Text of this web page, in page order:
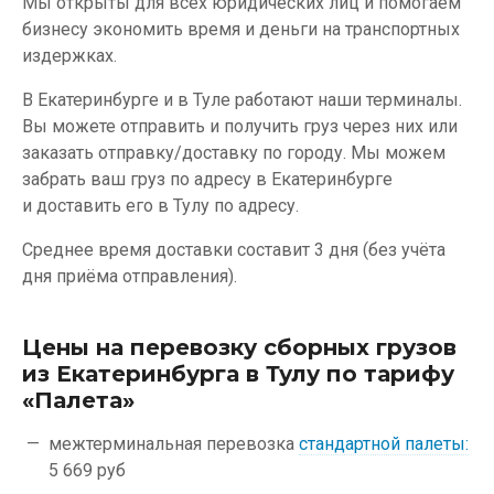
бизнесу экономить время и деньги на транспортных
издержках.
В Екатеринбурге и в Туле работают наши терминалы.
Вы можете отправить и получить груз через них или
заказать отправку/доставку по городу. Мы можем
забрать ваш груз по адресу в Екатеринбурге
и доставить его в Тулу по адресу.
Среднее время доставки составит 3 дня (без учёта
дня приёма отправления).
Цены на перевозку сборных грузов
из Екатеринбурга в Тулу по тарифу
«Палета»
межтерминальная перевозка стандартной палеты:
5 669 руб